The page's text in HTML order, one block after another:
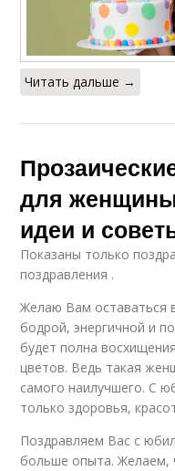
Читать дальше →
для
идеи и
Показаны только
поздравления .
Желаю Вам оставаться
бодрой, энергичной и
будет полна
цветов. Ведь такая
самого наилучшего. С
только здоровья,
Поздравляем Вас с
больше опыта. Желаем,